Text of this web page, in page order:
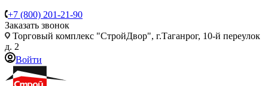
+7 (800) 201-21-90
Заказать звонок
Торговый комплекс "СтройДвор", г.Таганрог, 10-й переулок
д. 2
Войти